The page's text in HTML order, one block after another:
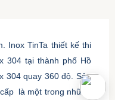
Inox TinTa thiết kế thi
304 tại thành phố Hồ
304 quay 360 độ. Sản
. là một trong những